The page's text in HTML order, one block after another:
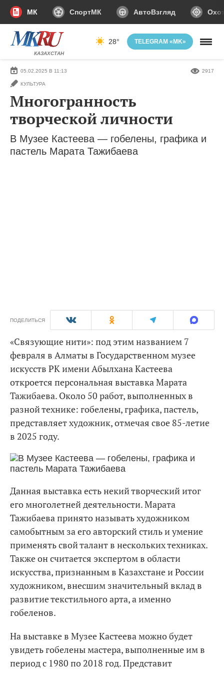
МК СпортМК АвтоВзгляд
КАЗАХСТАН
28° TELEGRAM «MK»
05.02.2025 В 11:13
КУЛЬТУРА
2917
Многогранность
творческой личности
В Музее Кастеева — гобелены, графика и
пастель Марата Тажибаева
ПОДЕЛИТЬСЯ
«Связующие нити»: под этим названием 7
февраля в Алматы в Государственном музее
искусств РК имени Абылхана Кастеева
откроется персональная выставка Марата
Тажибаева. Около 50 работ, выполненных в
разной технике: гобелены, графика, пастель,
представляет художник, отмечая свое 85-летие
в 2025 году.
Данная выставка есть некий творческий итог
его многолетней деятельности. Марата
Тажибаева принято называть художником
самобытным за его авторский стиль и умение
применять свой талант в нескольких техниках.
Также он считается экспертом в области
искусства, признанным в Казахстане и России
художником, внесшим значительный вклад в
развитие текстильного арта, а именно
гобеленов.
На выставке в Музее Кастеева можно будет
увидеть гобелены мастера, выполненные им в
период с 1980 по 2018 год. Представит